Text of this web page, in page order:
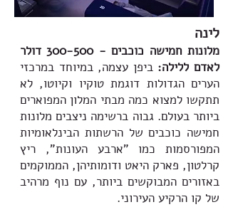
לינה
מלונות חמישה כוכבים - 300-500 דולר
לאדם ללילה:ביפן עצמה, במיוחד במרכזי
הערים הגדולות דוגמת טוקיו וקיוטו, לא
תתקשו למצוא כמה מבתי המלון המפוארים
ביותר בעולם. גבוה ברשימה ניצבים מלונות
חמישה כוכבים של הרשתות הבינלאומיות
המפורסמות כמו "ארבע העונות", ריץ
קרלטון, פארק היאט ודומותיהן, הממוקמים
באזורים המבוקשים ביותר, עם נוף מרהיב
של קו הרקיע העירוני.